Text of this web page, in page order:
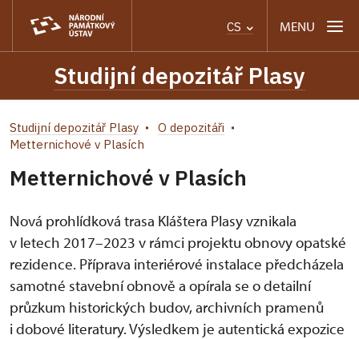
CS MENU
Studijní depozitář Plasy
Studijní depozitář Plasy
O depozitáři
Metternichové v Plasích
Metternichové v Plasích
Nová prohlídková trasa Kláštera Plasy vznikala
v letech 2017–2023 v rámci projektu obnovy opatské
rezidence. Příprava interiérové instalace předcházela
samotné stavební obnově a opírala se o detailní
průzkum historických budov, archivních pramenů
i dobové literatury. Výsledkem je autentická expozice